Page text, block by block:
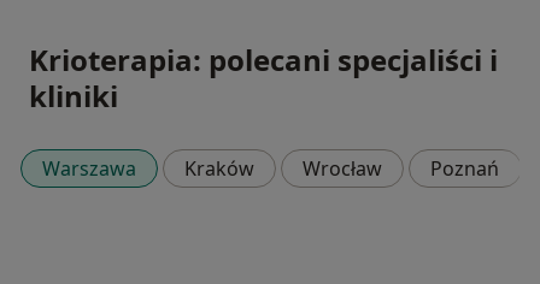
Krioterapia: polecani specjaliści i
kliniki
Warszawa Kraków Wrocław Poznań